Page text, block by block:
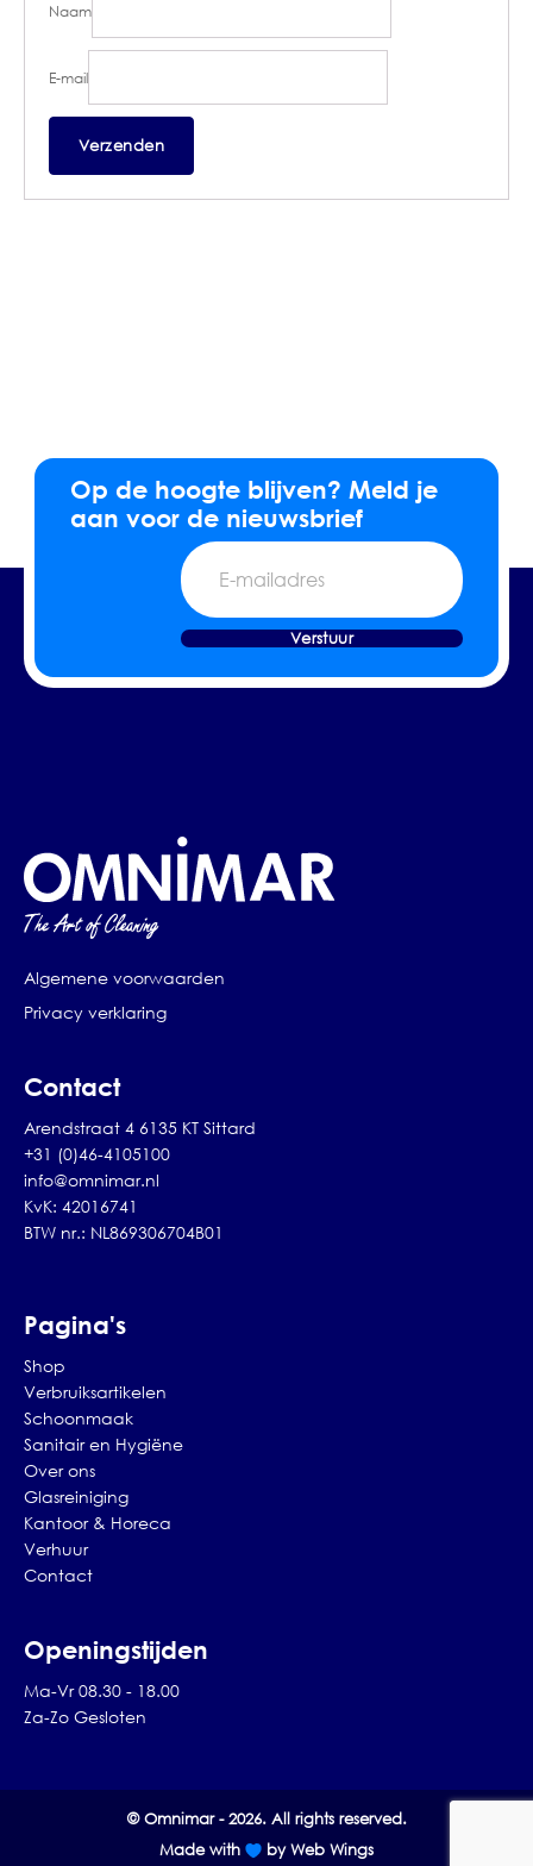
Naam
E-mail
Op de hoogte blijven? Meld je
aan voor de nieuwsbrief
E-
mailadres
Verstuur
Algemene voorwaarden
Privacy verklaring
Contact
Arendstraat 4 6135 KT Sittard
+31 (0)46-4105100
info@omnimar.nl
KvK: 42016741
BTW nr.: NL869306704B01
Pagina's
Shop
Verbruiksartikelen
Schoonmaak
Sanitair en Hygiëne
Over ons
Glasreiniging
Kantoor & Horeca
Verhuur
Contact
Openingstijden
Ma-Vr 08.30 - 18.00
Za-Zo Gesloten
© Omnimar - 2026. All rights reserved.
Made with
by Web Wings